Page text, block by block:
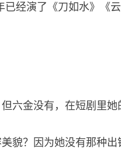
经演了《刀如水》《云
六金没有，在短剧里她
美貌？因为她没有那种